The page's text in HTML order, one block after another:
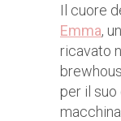
Il cuore
Emma,
ricavato
per il